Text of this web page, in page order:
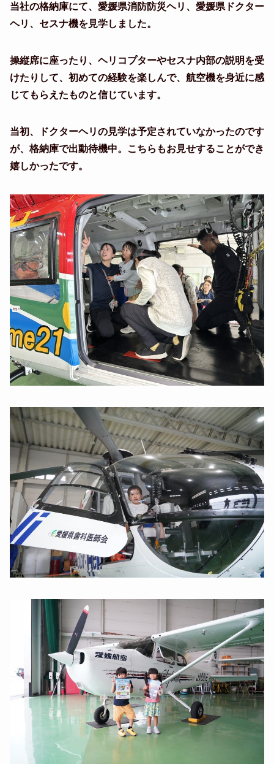
当社の格納庫にて、愛媛県消防防災ヘリ、愛媛県ドクター
ヘリ、セスナ機を見学しました。
操縦席に座ったり、ヘリコプターやセスナ内部の説明を受
けたりして、初めての経験を楽しんで、航空機を身近に感
じてもらえたものと信じています。
当初、ドクターヘリの見学は予定されていなかったのです
が、格納庫で出動待機中。こちらもお見せすることができ
嬉しかったです。